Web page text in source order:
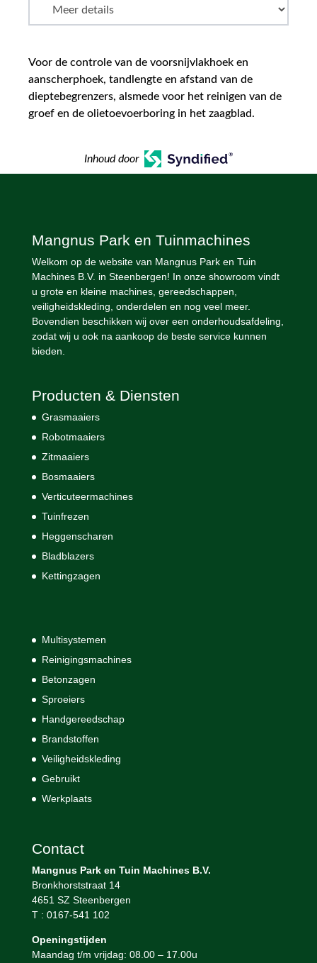
Voor de controle van de voorsnijvlakhoek en
aanscherphoek, tandlengte en afstand van de
dieptebegrenzers, alsmede voor het reinigen van de
groef en de olietoevoerboring in het zaagblad.
Inhoud door
Mangnus Park en Tuinmachines
Welkom op de website van Mangnus Park en Tuin
Machines B.V. in Steenbergen! In onze showroom vindt
u grote en kleine machines, gereedschappen,
veiligheidskleding, onderdelen en nog veel meer.
Bovendien beschikken wij over een onderhoudsafdeling,
zodat wij u ook na aankoop de beste service kunnen
bieden.
Producten & Diensten
Grasmaaiers
Robotmaaiers
Zitmaaiers
Bosmaaiers
Verticuteermachines
Tuinfrezen
Heggenscharen
Bladblazers
Kettingzagen
Multisystemen
Reinigingsmachines
Betonzagen
Sproeiers
Handgereedschap
Brandstoffen
Veiligheidskleding
Gebruikt
Werkplaats
Contact
Mangnus Park en Tuin Machines B.V.
Bronkhorststraat 14
4651 SZ Steenbergen
T : 0167-541 102
Openingstijden
Maandag t/m vrijdag: 08.00 – 17.00u